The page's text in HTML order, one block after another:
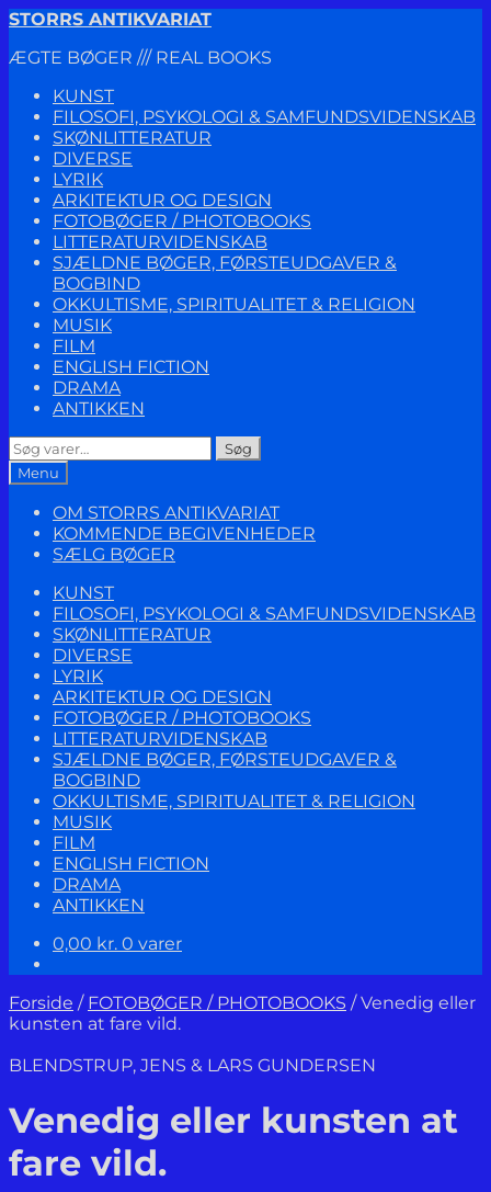
Spring
navigation
Spring
indhold
STORRS ANTIKVARIAT
ÆGTE BØGER /// REAL BOOKS
KUNST
FILOSOFI, PSYKOLOGI & SAMFUNDSVIDENSKAB
SKØNLITTERATUR
DIVERSE
LYRIK
ARKITEKTUR OG DESIGN
FOTOBØGER / PHOTOBOOKS
LITTERATURVIDENSKAB
SJÆLDNE BØGER, FØRSTEUDGAVER &
BOGBIND
OKKULTISME, SPIRITUALITET & RELIGION
MUSIK
FILM
ENGLISH FICTION
DRAMA
ANTIKKEN
Søg
efter:
Søg
Menu
OM STORRS ANTIKVARIAT
KOMMENDE BEGIVENHEDER
SÆLG BØGER
KUNST
FILOSOFI, PSYKOLOGI & SAMFUNDSVIDENSKAB
SKØNLITTERATUR
DIVERSE
LYRIK
ARKITEKTUR OG DESIGN
FOTOBØGER / PHOTOBOOKS
LITTERATURVIDENSKAB
SJÆLDNE BØGER, FØRSTEUDGAVER &
BOGBIND
OKKULTISME, SPIRITUALITET & RELIGION
MUSIK
FILM
ENGLISH FICTION
DRAMA
ANTIKKEN
0,00 kr. 0 varer
Forside / FOTOBØGER / PHOTOBOOKS /Venedig eller
kunsten at fare vild.
BLENDSTRUP, JENS & LARS GUNDERSEN
Venedig eller kunsten at
fare vild.